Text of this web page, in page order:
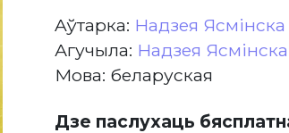
Aўтарка: Надзея Ясмінска
Агучыла: Надзея Ясмінска
Мова: беларуская
Дзе паслухаць